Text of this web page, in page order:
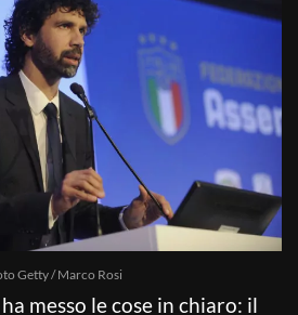
Getty / Marco Rosi
ha messo le cose in chiaro: il